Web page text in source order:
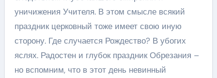
уничижения Учителя. В этом смысле всякий
праздник церковный тоже имеет свою иную
сторону. Где случается Рождество? В убогих
яслях. Радостен и глубок праздник Обрезания –
но вспомним, что в этот день невинный